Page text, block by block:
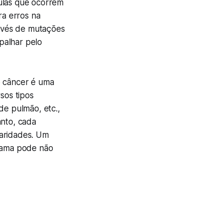
que ocorrem
erros na
de mutações
pelo
é uma
tipos
pulmão, etc.,
cada
Um
pode não